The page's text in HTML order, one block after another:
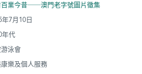
百業今昔──澳門老字號圖片徵集
年7月10日
年代
泳會
樂及個人服務